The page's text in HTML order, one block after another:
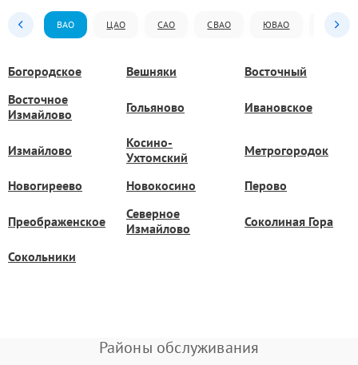
ВАО ЦАО САО СВАО ЮВАО ЮАО
Богородское Вешняки
Восточный
Восточное
Измайлово
Гольяново Ивановское
Измайлово
Косино-
Ухтомский
Метрогородок
Новогиреево Новокосино Перово
Преображенское
Северное
Измайлово
Соколиная Гора
Сокольники
Районы обслуживания